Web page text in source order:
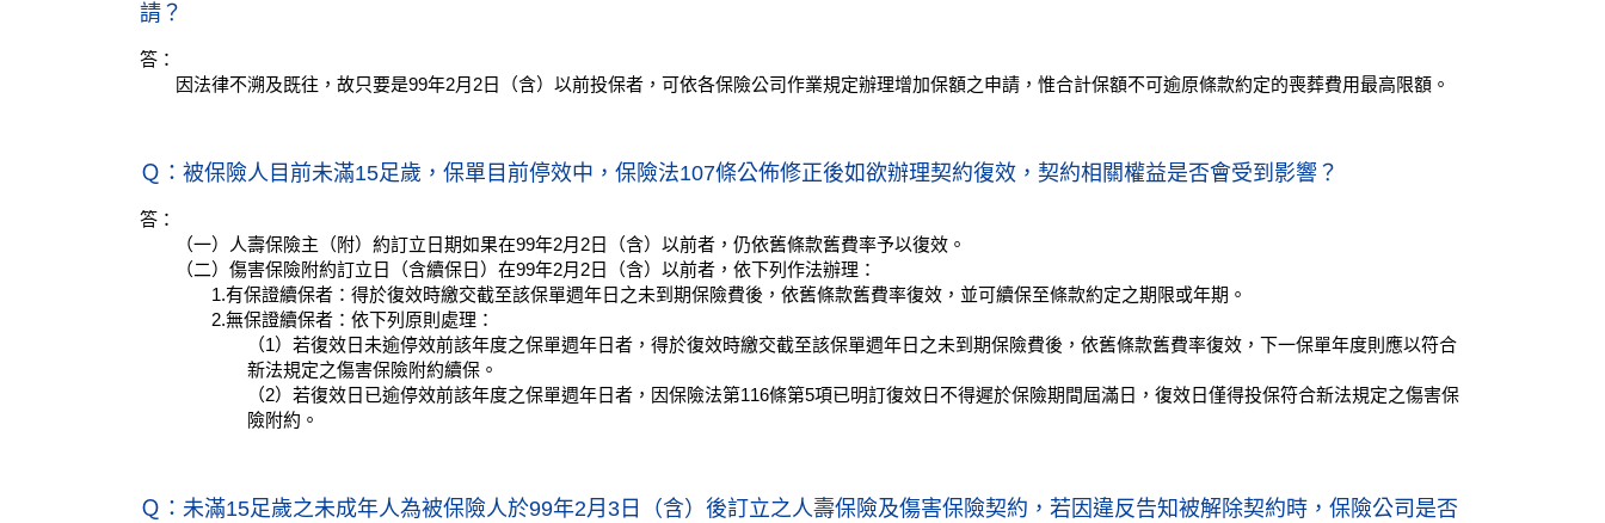
請？
答：
因法律不溯及既往，故只要是99年2月2日（含）以前投保者，可依各保險公司作業規定辦理增加保額之申請，惟合計保額不可逾原條款約定的喪葬費用最高限額。
Ｑ：被保險人目前未滿15足歲，保單目前停效中，保險法107條公佈修正後如欲辦理契約復效，契約相關權益是否會受到影響？
答：
（一）人壽保險主（附）約訂立日期如果在99年2月2日（含）以前者，仍依舊條款舊費率予以復效。
（二）傷害保險附約訂立日（含續保日）在99年2月2日（含）以前者，依下列作法辦理：
1.有保證續保者：得於復效時繳交截至該保單週年日之未到期保險費後，依舊條款舊費率復效，並可續保至條款約定之期限或年期。
2.無保證續保者：依下列原則處理：
（1）若復效日未逾停效前該年度之保單週年日者，得於復效時繳交截至該保單週年日之未到期保險費後，依舊條款舊費率復效，下一保單年度則應以符合
新法規定之傷害保險附約續保。
（2）若復效日已逾停效前該年度之保單週年日者，因保險法第116條第5項已明訂復效日不得遲於保險期間屆滿日，復效日僅得投保符合新法規定之傷害保
險附約。
Ｑ：未滿15足歲之未成年人為被保險人於99年2月3日（含）後訂立之人壽保險及傷害保險契約，若因違反告知被解除契約時，保險公司是否